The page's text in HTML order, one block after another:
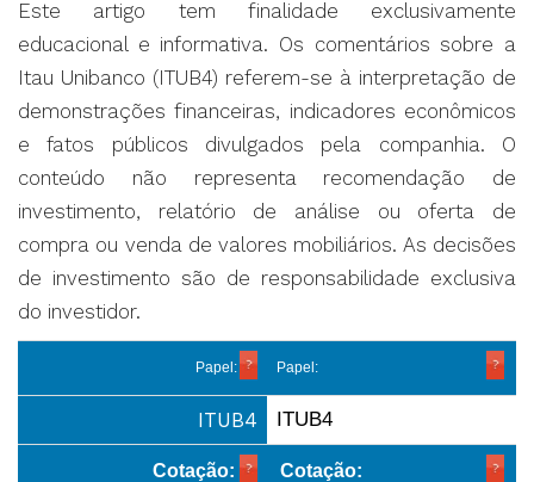
Este artigo tem finalidade exclusivamente
educacional e informativa. Os comentários sobre a
Itau Unibanco (ITUB4) referem-se à interpretação de
demonstrações financeiras, indicadores econômicos
e fatos públicos divulgados pela companhia. O
conteúdo não representa recomendação de
investimento, relatório de análise ou oferta de
compra ou venda de valores mobiliários. As decisões
de investimento são de responsabilidade exclusiva
do investidor.
Papel: Papel:
ITUB4 ITUB4
Cotação: Cotação: